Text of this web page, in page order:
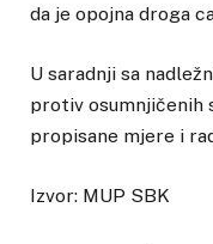
da je opojna droga
U saradnji sa
protiv osumnjičenih
propisane mjere i
Izvor: MUP SBK